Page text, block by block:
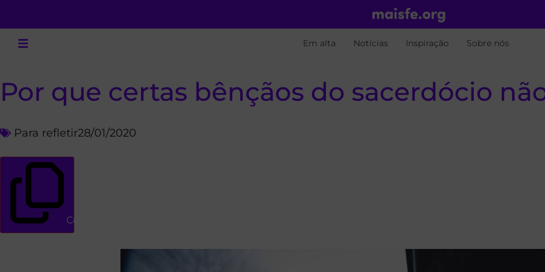
Em alta Notícias Inspiração Sobre nós
Por que certas bênçãos do sacerdócio
Para refletir28/01/2020
Copiar link